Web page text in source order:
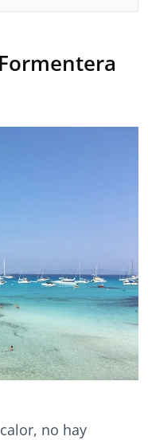
no hay